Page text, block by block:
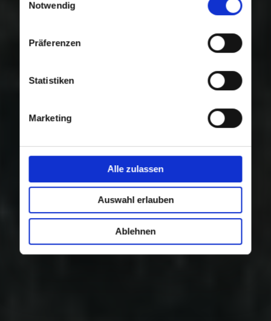
Nutzung der Dienste gesammelt haben.
Notwendig
Präferenzen
Statistiken
Marketing
Alle zulassen
Auswahl erlauben
Ablehnen